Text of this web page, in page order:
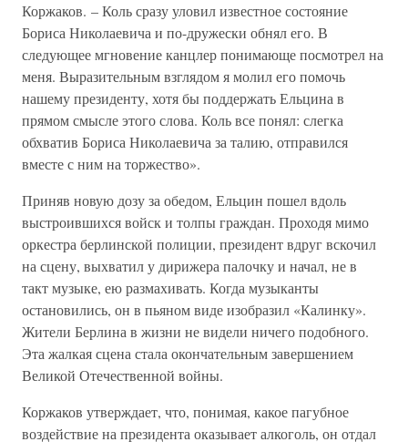
Коржаков. – Коль сразу уловил известное состояние
Бориса Николаевича и по-дружески обнял его. В
следующее мгновение канцлер понимающе посмотрел на
меня. Выразительным взглядом я молил его помочь
нашему президенту, хотя бы поддержать Ельцина в
прямом смысле этого слова. Коль все понял: слегка
обхватив Бориса Николаевича за талию, отправился
вместе с ним на торжество».
Приняв новую дозу за обедом, Ельцин пошел вдоль
выстроившихся войск и толпы граждан. Проходя мимо
оркестра берлинской полиции, президент вдруг вскочил
на сцену, выхватил у дирижера палочку и начал, не в
такт музыке, ею размахивать. Когда музыканты
остановились, он в пьяном виде изобразил «Калинку».
Жители Берлина в жизни не видели ничего подобного.
Эта жалкая сцена стала окончательным завершением
Великой Отечественной войны.
Коржаков утверждает, что, понимая, какое пагубное
воздействие на президента оказывает алкоголь, он отдал